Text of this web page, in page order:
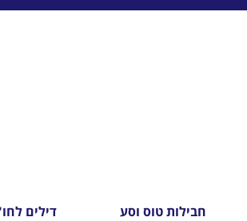
חבילות טוס וסע
דילים